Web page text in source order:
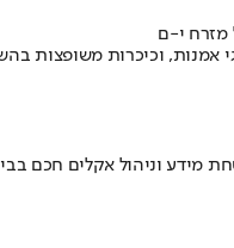
מזרח י-ם
מידע וניהול אקלים חכם